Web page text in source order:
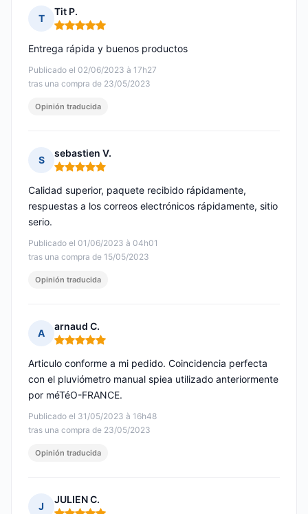
T
Tit P.
Nota: 5 de 5
Publicado el 02/06/2023 à 17h27
tras una compra de 23/05/2023
Entrega rápida y buenos productos
Opinión traducida
S
sebastien V.
Nota: 5 de 5
Publicado el 01/06/2023 à 04h01
tras una compra de 15/05/2023
Calidad superior, paquete recibido rápidamente,
respuestas a los correos electrónicos rápidamente, sitio
serio.
Opinión traducida
A
arnaud C.
Nota: 5 de 5
Publicado el 31/05/2023 à 16h48
tras una compra de 23/05/2023
Articulo conforme a mi pedido. Coincidencia perfecta
con el pluviómetro manual spiea utilizado anteriormente
por méTéO-FRANCE.
Opinión traducida
J
JULIEN C.